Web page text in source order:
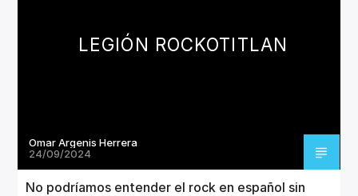
LEGIÓN ROCKOTITLAN
Omar Argenis Herrera
24/09/2024
No podríamos entender el rock en español sin